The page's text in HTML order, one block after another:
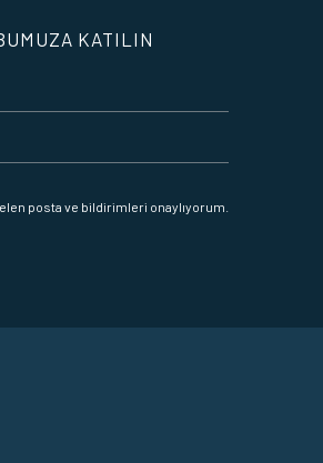
KATILIN
posta ve bildirimleri onaylıyorum.